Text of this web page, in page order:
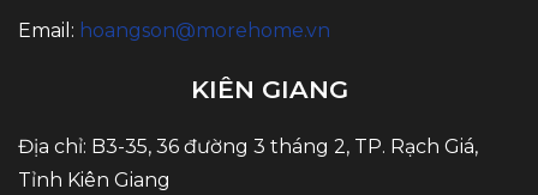
Email: hoangson@morehome.vn
KIÊN GIANG
Địa chỉ: B3-35, 36 đường 3 tháng 2, TP. Rạch Giá,
Tỉnh Kiên Giang